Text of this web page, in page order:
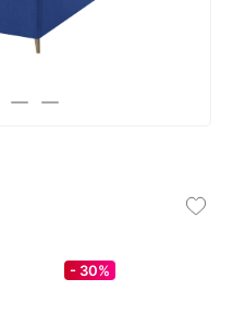
30%